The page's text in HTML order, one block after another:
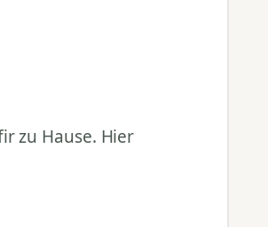
zu Hause. Hier